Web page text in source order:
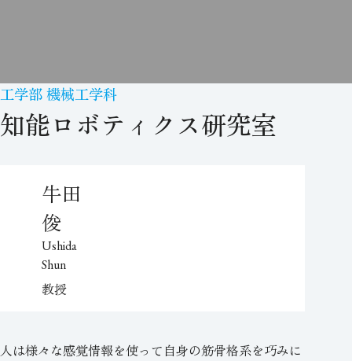
工学部 機械工学科
知能ロボティクス研究室
牛田
俊
Ushida
Shun
教授
人は様々な感覚情報を使って自身の筋骨格系を巧みに